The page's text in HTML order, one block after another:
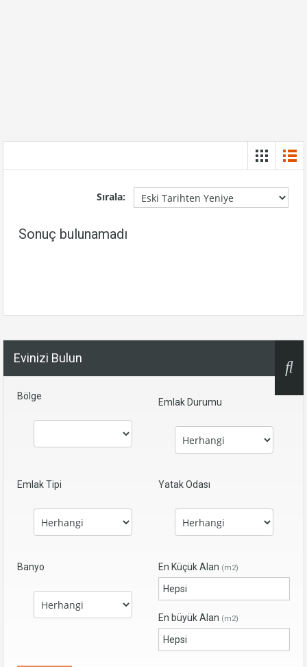
Sırala:
Sonuç bulunamadı
Evinizi Bulun
Bölge
Emlak Durumu
Emlak Tipi Yatak Odası
Banyo En Küçük Alan (m2)
En büyük Alan (m2)